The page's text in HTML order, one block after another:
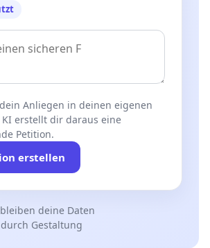
Anliegen in deinen eigenen
KI erstellt dir daraus eine
Petition.
erstellen
deine Daten
Gestaltung